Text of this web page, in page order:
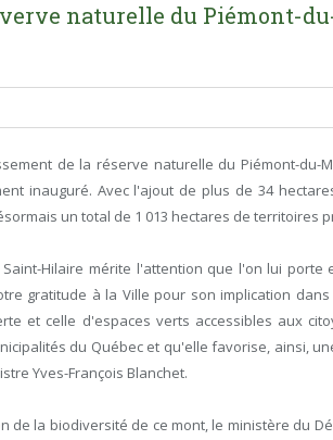
naturelle du Piémont-
de la réserve naturelle du Piémont-du-
inauguré. Avec l'ajout de plus de 34
un total de 1 013 hectares de territoires
Hilaire mérite l'attention que l'on lui porte
gratitude à la Ville pour son implication
et celle d'espaces verts accessibles aux
du Québec et qu'elle favorise, ainsi,
Yves-François Blanchet.
de la biodiversité de ce mont, le ministère du